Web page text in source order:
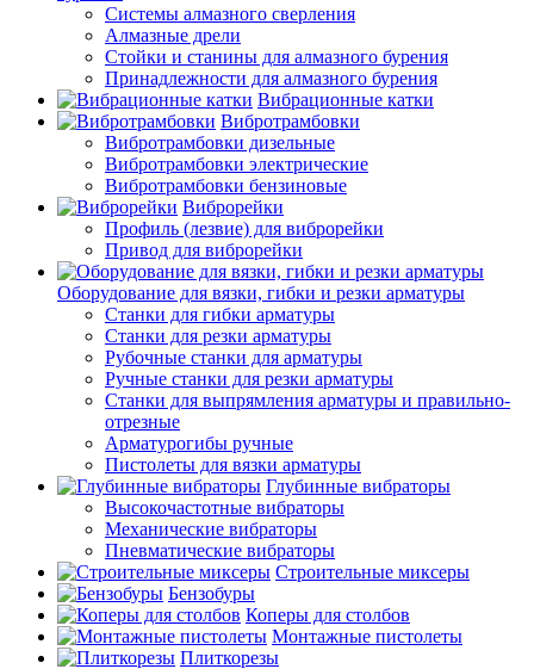
Системы алмазного сверления
Алмазные дрели
Стойки и станины для алмазного бурения
Принадлежности для алмазного бурения
Вибрационные катки
Вибротрамбовки
Вибротрамбовки дизельные
Вибротрамбовки электрические
Вибротрамбовки бензиновые
Виброрейки
Профиль (лезвие) для виброрейки
Привод для виброрейки
Оборудование для вязки, гибки и резки арматуры
Станки для гибки арматуры
Станки для резки арматуры
Рубочные станки для арматуры
Ручные станки для резки арматуры
Станки для выпрямления арматуры и правильно-
отрезные
Арматурогибы ручные
Пистолеты для вязки арматуры
Глубинные вибраторы
Высокочастотные вибраторы
Механические вибраторы
Пневматические вибраторы
Строительные миксеры
Бензобуры
Коперы для столбов
Монтажные пистолеты
Плиткорезы